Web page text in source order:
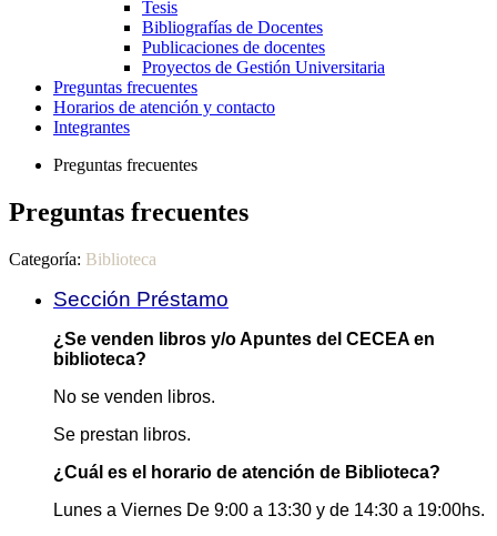
Tesis
Bibliografías de Docentes
Publicaciones de docentes
Proyectos de Gestión Universitaria
Preguntas frecuentes
Horarios de atención y contacto
Integrantes
Preguntas frecuentes
Preguntas frecuentes
Categoría: Biblioteca
Sección Préstamo
¿Se venden libros y/o Apuntes del CECEA en
biblioteca?
No se venden libros.
Se prestan libros.
¿Cuál es el horario de atención de Biblioteca?
Lunes a Viernes De 9:00 a 13:30 y de 14:30 a 19:00hs.